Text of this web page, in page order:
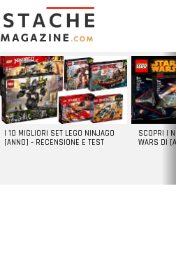
I 10 MIGLIORI SET LEGO NINJAGO
[ANNO] – RECENSIONE E TEST
SCOPRI I
WARS DI